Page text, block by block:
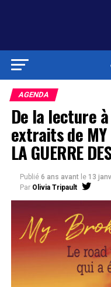
AGENDA
De la lecture
extraits de MY
LA GUERRE
Publié 6 ans avant le 13
Par Olivia Tripault